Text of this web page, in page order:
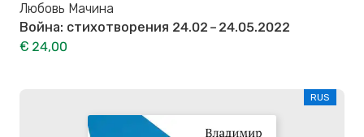
Любовь Мачина
Война: стихотворения 24.02 – 24.05.2022
€ 24,00
RUS